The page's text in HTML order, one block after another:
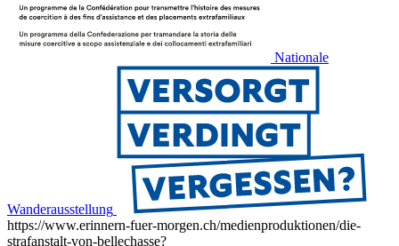
Nationale
Wanderausstellung
https://www.erinnern-fuer-morgen.ch/medienproduktionen/die-
strafanstalt-von-bellechasse?